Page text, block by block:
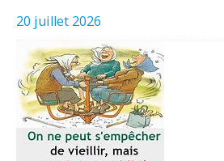
20 juillet 2026